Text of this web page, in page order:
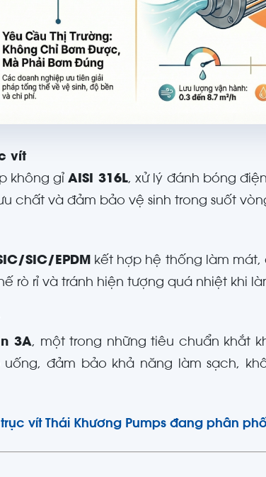
vít
không gỉAISI 316L, xử lý đánh bóng
chất và đảm bảo vệ sinh trong suốt
SIC/EPDM kết hợp hệ thống làm
rò rỉ và tránh hiện tượng quá nhiệt khi
3A, một trong những tiêu chuẩn khắt
đảm bảo khả năng làm sạch,
vít Thái Khương Pumps đang phân